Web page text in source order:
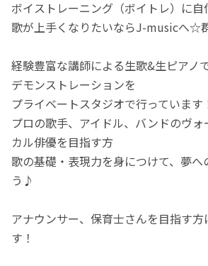
ボイストレーニング（ボイトレ）に自
歌が上手くなりたいならJ-musicへ☆
経験豊富な講師による生歌&生ピアノ
デモンストレーションを
プライベートスタジオで行っています
プロの歌手、アイドル、バンドのヴ
カル俳優を目指す方
歌の基礎・表現力を身につけて、夢へ
う♪
アナウンサー、保育士さんを目指す
す！